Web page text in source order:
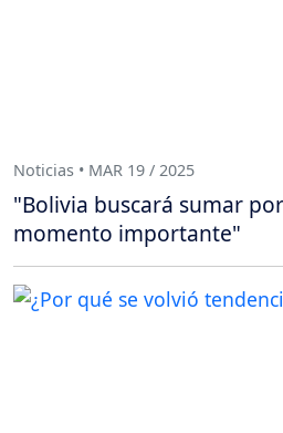
Noticias • MAR 19 / 2025
"Bolivia buscará sumar
momento importante"